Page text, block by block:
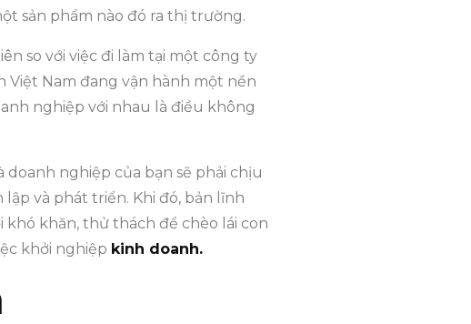
sản phẩm nào đó ra thị trường.
so với việc đi làm tại một công ty
Việt Nam đang vận hành một nền
nghiệp với nhau là điều không
nghiệp của bạn sẽ phải chịu
và phát triển. Khi đó, bản lĩnh
khăn, thử thách để chèo lái con
khởi nghiệp kinh doanh.